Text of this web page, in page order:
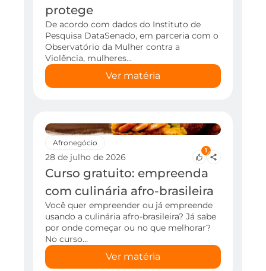
protege
De acordo com dados do Instituto de
Pesquisa DataSenado, em parceria com o
Observatório da Mulher contra a
Violência, mulheres…
Ver matéria
Afronegócio
28 de julho de 2026
1
Curso gratuito: empreenda
com culinária afro-brasileira
Você quer empreender ou já empreende
usando a culinária afro-brasileira? Já sabe
por onde começar ou no que melhorar?
No curso…
Ver matéria